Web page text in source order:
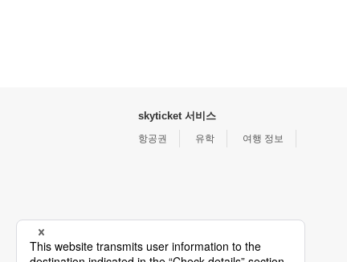
skyticket 서비스
항공권 유학 여행 정보